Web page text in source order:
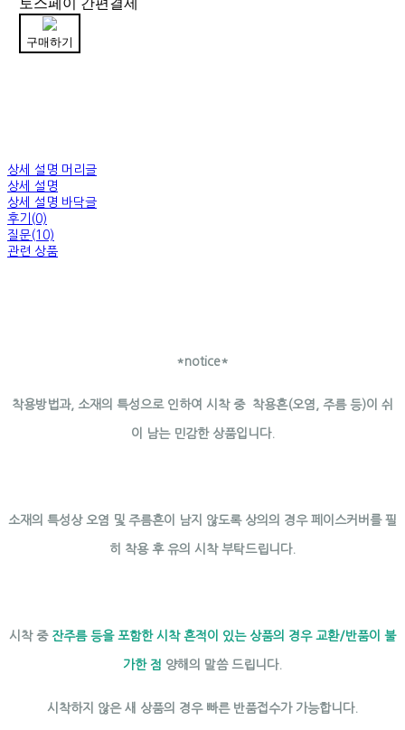
토스페이 간편결제
구매하기
상세 설명 머리글
상세 설명
상세 설명 바닥글
후기(0)
질문(10)
관련 상품
*notice*
착용방법과, 소재의 특성으로 인하여 시착 중 착용흔(오염, 주름 등)이 쉬
이 남는 민감한 상품입니다.
소재의 특성상 오염 및 주름흔이 남지 않도록 상의의 경우 페이스커버를 필
히 착용 후 유의 시착 부탁드립니다.
시착 중 잔주름 등을 포함한 시착 흔적이 있는 상품의 경우 교환/반품이 불
가한 점 양해의 말씀 드립니다.
시착하지 않은 새 상품의 경우 빠른 반품접수가 가능합니다.